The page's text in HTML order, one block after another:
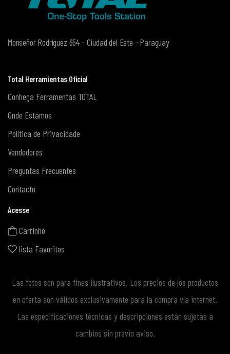
Monseñor Rodríguez 654 - Ciudad del Este - Paraguay
Total Herramientas Oficial
Conheça Ferramentas TOTAL
Onde Estamos
Política de Privacidade
Vendedores
Preguntas Frecuentes
Contacto
Acesse
Carrinho
lista Favoritos
Las fotos son para fines ilustrativos. Los precios de los productos
en oferta son válidos exclusivamente para la compra vía internet.
Las especificaciones técnicas y descripciones están sujetas a
cambios sin previo aviso.